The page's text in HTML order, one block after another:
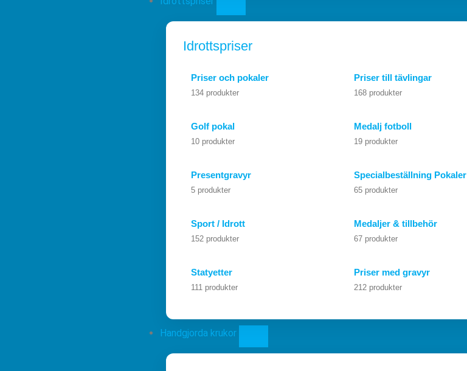
Idrottspriser
Priser och pokaler
134 produkter
Priser till tävlingar
168 produkter
Golf pokal
10 produkter
Medalj fotboll
19 produkter
Presentgravyr
5 produkter
Specialbeställning Pokaler
65 produkter
Sport / Idrott
152 produkter
Medaljer & tillbehör
67 produkter
Statyetter
111 produkter
Priser med gravyr
212 produkter
Handgjorda krukor